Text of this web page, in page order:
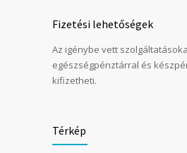
Fizetési lehetőségek
Az igénybe vett
egészségpénztárral és
kifizetheti.
Térkép